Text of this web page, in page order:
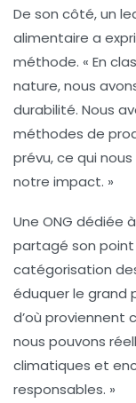
De son côté, un
alimentaire a
méthode. « En
nature, nous
durabilité. Nous
méthodes de
prévu, ce qui
notre impact. »
Une ONG dédiée
partagé son point
catégorisation
éduquer le grand
d’où proviennent
nous pouvons
climatiques et
responsables. »